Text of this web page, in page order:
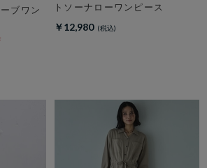
ブワン
トソーナローワンピース
￥12,980